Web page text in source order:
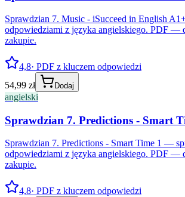
Sprawdzian 7. Music - iSucceed in English
odpowiedziami z języka angielskiego. PDF —
zakupie.
4,8· PDF z kluczem odpowiedzi
54,99 zł
Dodaj
angielski
Sprawdzian 7. Predictions - Smart
Sprawdzian 7. Predictions - Smart Time 1 —
odpowiedziami z języka angielskiego. PDF —
zakupie.
4,8· PDF z kluczem odpowiedzi